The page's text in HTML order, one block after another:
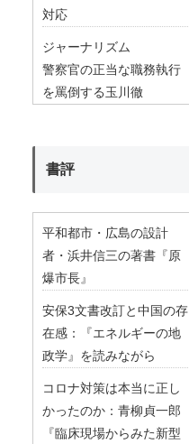
対応
ジャーナリズム
警察官の正当な職務執行
を罵倒する玉川徹
書評
平和都市・広島の設計
者・浜井信三の著書『原
爆市長』
安保3文書改訂と中国の存
在感：『エネルギーの地
政学』を読みながら
コロナ対策は本当に正し
かったのか：青柳貞一郎
『臨床現場からみた新型